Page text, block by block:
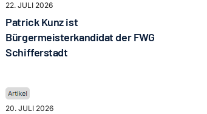
22. JULI 2026
Patrick Kunz ist
Bürgermeisterkandidat der FWG
Schifferstadt
20. JULI 2026